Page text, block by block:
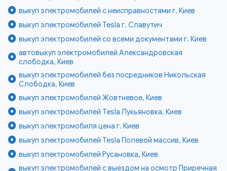
выкуп электромобилей с неисправностями г. Киев
выкуп электромобилей Tesla г. Славутич
выкуп электромобилей со всеми документами г. Киев
автовыкуп электромобилей Александровская
слободка, Киев
выкуп электромобилей без посредников Никольская
Слободка, Киев
выкуп электромобилей Жовтневое, Киев
выкуп электромобилей Tesla Лукьяновка, Киев
выкуп электромобиля цена г. Киев
выкуп электромобилей Tesla Полевой массив, Киев
выкуп электромобилей Русановка, Киев
выкуп электромобилей с выездом на осмотр Приречная